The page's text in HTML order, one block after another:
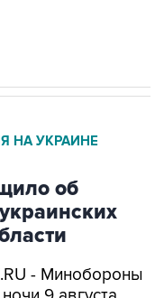
НА УКРАИНЕ
об
- Минобороны